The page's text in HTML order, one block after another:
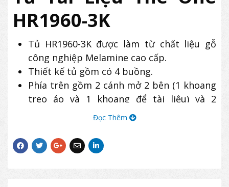
HR1960-3K
Tủ HR1960-3K được làm từ chất liệu gỗ
công nghiệp Melamine cao cấp.
Thiết kế tủ gồm có 4 buồng.
Phía trên gồm 2 cánh mở 2 bên (1 khoang
treo áo và 1 khoang để tài liệu) và 2
khoang để tài liệu.
khoang trống.
Tủ sử dụng tăng chân cao phi 50*80, tay
nắm, ray bi 3 tầng.
Đọc Thêm